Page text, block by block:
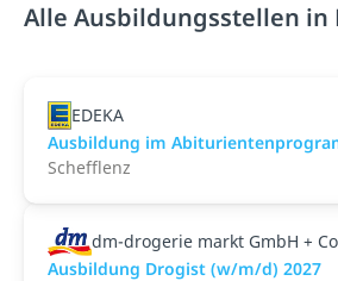
Alle Ausbildungsstellen in
EDEKA
Ausbildung im
Schefflenz
dm-drogerie markt GmbH +
Ausbildung Drogist (w/m/d) 2027